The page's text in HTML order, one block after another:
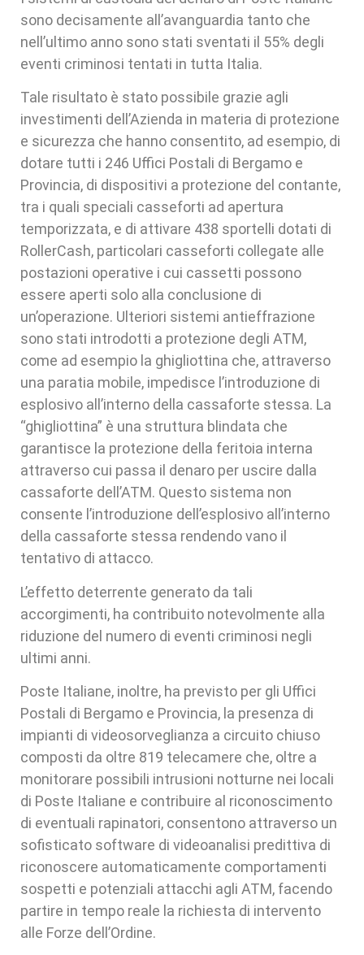
sono decisamente all’avanguardia tanto che
nell’ultimo anno sono stati sventati il 55% degli
eventi criminosi tentati in tutta Italia.
Tale risultato è stato possibile grazie agli
investimenti dell’Azienda in materia di protezione
e sicurezza che hanno consentito, ad esempio, di
dotare tutti i 246 Uffici Postali di Bergamo e
Provincia, di dispositivi a protezione del contante,
tra i quali speciali casseforti ad apertura
temporizzata, e di attivare 438 sportelli dotati di
RollerCash, particolari casseforti collegate alle
postazioni operative i cui cassetti possono
essere aperti solo alla conclusione di
un’operazione. Ulteriori sistemi antieffrazione
sono stati introdotti a protezione degli ATM,
come ad esempio la ghigliottina che, attraverso
una paratia mobile, impedisce l’introduzione di
esplosivo all’interno della cassaforte stessa. La
“ghigliottina” è una struttura blindata che
garantisce la protezione della feritoia interna
attraverso cui passa il denaro per uscire dalla
cassaforte dell’ATM. Questo sistema non
consente l’introduzione dell’esplosivo all’interno
della cassaforte stessa rendendo vano il
tentativo di attacco.
L’effetto deterrente generato da tali
accorgimenti, ha contribuito notevolmente alla
riduzione del numero di eventi criminosi negli
ultimi anni.
Poste Italiane, inoltre, ha previsto per gli Uffici
Postali di Bergamo e Provincia, la presenza di
impianti di videosorveglianza a circuito chiuso
composti da oltre 819 telecamere che, oltre a
monitorare possibili intrusioni notturne nei locali
di Poste Italiane e contribuire al riconoscimento
di eventuali rapinatori, consentono attraverso un
sofisticato software di videoanalisi predittiva di
riconoscere automaticamente comportamenti
sospetti e potenziali attacchi agli ATM, facendo
partire in tempo reale la richiesta di intervento
alle Forze dell’Ordine.